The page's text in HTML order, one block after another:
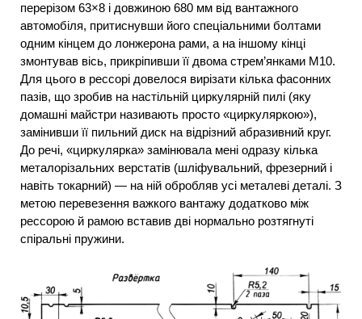
перерізом 63×8 і довжиною 680 мм від вантажного
автомобіля, притиснувши його спеціальними болтами
одним кінцем до лонжерона рами, а на іншому кінці
змонтував вісь, прикріпивши її двома стрем’янками М10.
Для цього в рессорі довелося вирізати кілька фасонних
пазів, що зробив на настільній циркулярній пилі (яку
домашні майстри називають просто «циркуляркою»),
замінивши її пильний диск на відрізний абразивний круг.
До речі, «циркулярка» замінювала мені одразу кілька
металорізальних верстатів (шліфувальний, фрезерний і
навіть токарний) — на ній обробляв усі металеві деталі. З
метою перевезення важкого вантажу додатково між
рессорою й рамою вставив дві нормально розтягнуті
спіральні пружини.